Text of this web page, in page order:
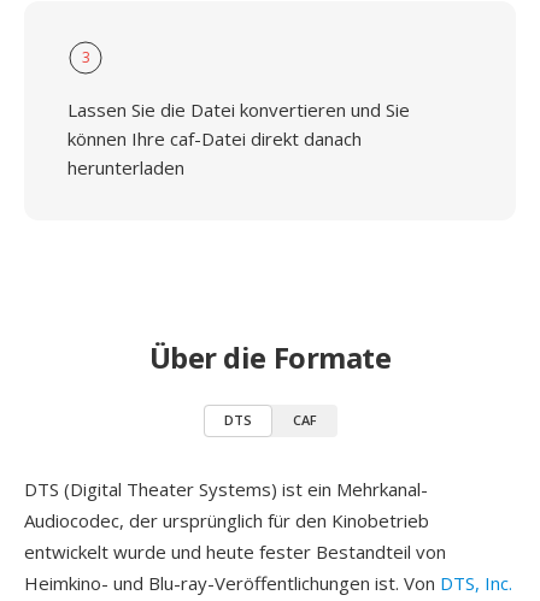
3
Lassen Sie die Datei konvertieren und Sie
können Ihre caf-Datei direkt danach
herunterladen
Über die Formate
DTS CAF
DTS (Digital Theater Systems) ist ein Mehrkanal-
Audiocodec, der ursprünglich für den Kinobetrieb
entwickelt wurde und heute fester Bestandteil von
Heimkino- und Blu-ray-Veröffentlichungen ist. Von DTS, Inc.